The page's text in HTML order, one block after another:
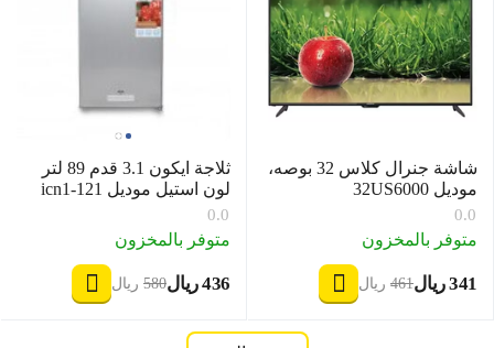
شاشة جنرال كلاس 32 بوصه،
موديل 32US6000
0.0
متوفر بالمخزون
ريال ‎‍341‍ ريال ‎‍461‍
ثلاجة ايكون 3.1 قدم 89 لتر
لون استيل موديل icn1-121
0.0
متوفر بالمخزون
ريال ‎‍436‍ ريال ‎‍580‍